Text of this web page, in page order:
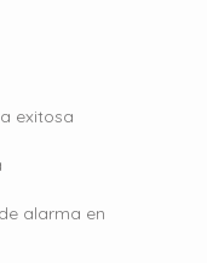
exitosa
alarma en